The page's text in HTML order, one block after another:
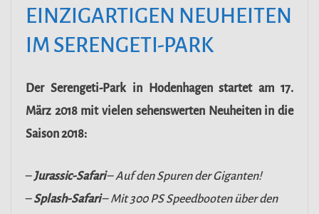
EINZIGARTIGEN NEUHEITEN
IM SERENGETI-PARK
Der Serengeti-Park in Hodenhagen startet am 17.
März 2018 mit vielen sehenswerten Neuheiten in die
Saison 2018:
–Jurassic-Safari–Auf den Spuren der Giganten!
–Splash-Safari–Mit 300 PS Speedbooten über den